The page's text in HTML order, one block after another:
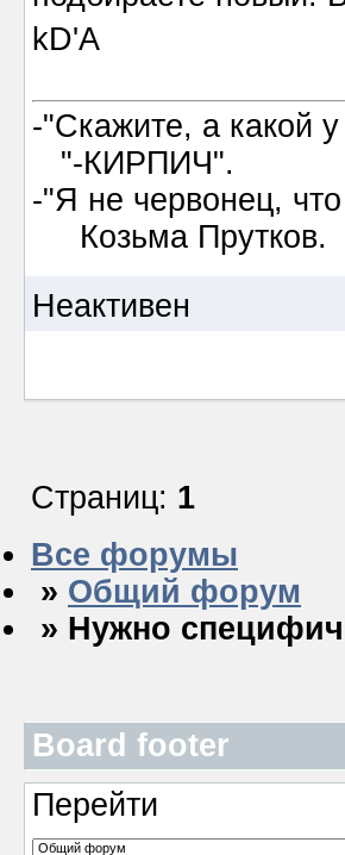
kD'A
-"Скажите, а какой
"-КИРПИЧ".
-"Я не червонец,
Козьма Прутков.
Неактивен
Страниц: 1
Все форумы
» Общий форум
» Нужно
Board footer
Перейти